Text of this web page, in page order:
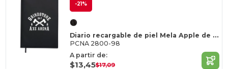
-21%
Diario recargable de piel Mela Apple de 7" x 10
PCNA 2800-98
A partir de:
$13,45$17,09